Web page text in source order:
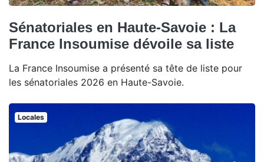
Sénatoriales en Haute-Savoie : La
France Insoumise dévoile sa liste
La France Insoumise a présenté sa tête de liste pour
les sénatoriales 2026 en Haute-Savoie.
Locales